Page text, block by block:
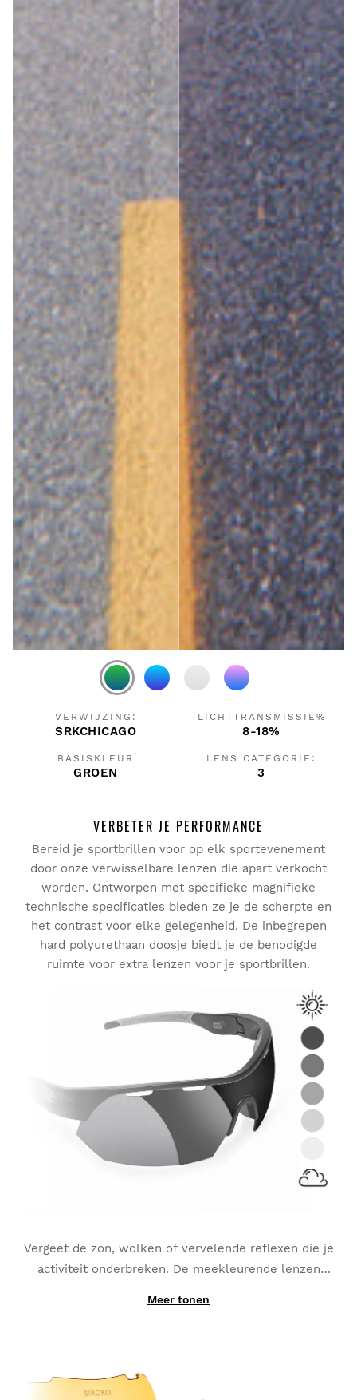
VERWIJZING:
SRKCHICAGO
LICHTTRANSMISSIE%
8-18%
BASISKLEUR
GROEN
LENS CATEGORIE:
3
VERBETER JE PERFORMANCE
Bereid je sportbrillen voor op elk sportevenement
door onze verwisselbare lenzen die apart verkocht
worden. Ontworpen met specifieke magnifieke
technische specificaties bieden ze je de scherpte en
het contrast voor elke gelegenheid. De inbegrepen
hard polyurethaan doosje biedt je de benodigde
ruimte voor extra lenzen voor je sportbrillen.
Vergeet de zon, wolken of vervelende reflexen die je
activiteit onderbreken. De meekleurende lenzen
Dankzij de productie met fotochromatische
andere categorie (deze categorieën kunnen licht
Meer tonen